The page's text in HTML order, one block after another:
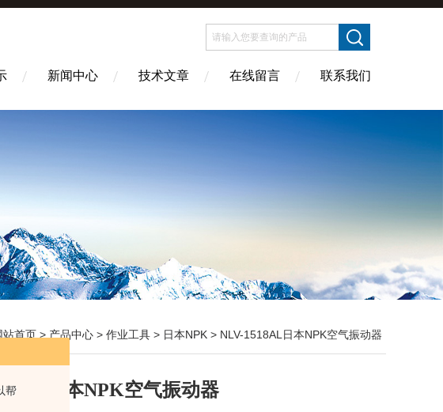
帮
新闻中心 技术文章 在线留言 联系我们
站首页 > 产品中心 > 作业工具 > 日本NPK > NLV-1518AL日本NPK空气振动器
日本NPK空气振动器